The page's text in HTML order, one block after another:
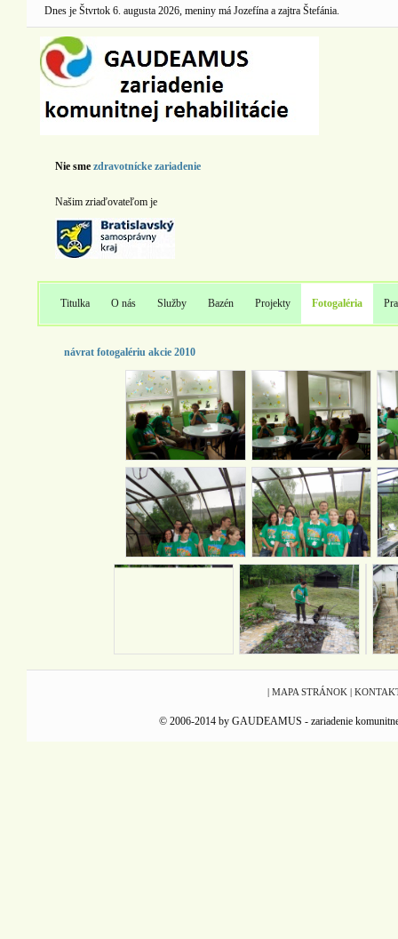
Dnes je Štvrtok 6. augusta 2026, meniny má Jozefína a zajtra Štefánia.
Nie sme zdravotnícke zariadenie
Našim zriaďovateľom je
Titulka O nás Služby Bazén Projekty Fotogaléria
návrat fotogalériu akcie 2010
| MAPA STRÁNOK |
© 2006-2014 by GAUDEAMUS - zariadenie